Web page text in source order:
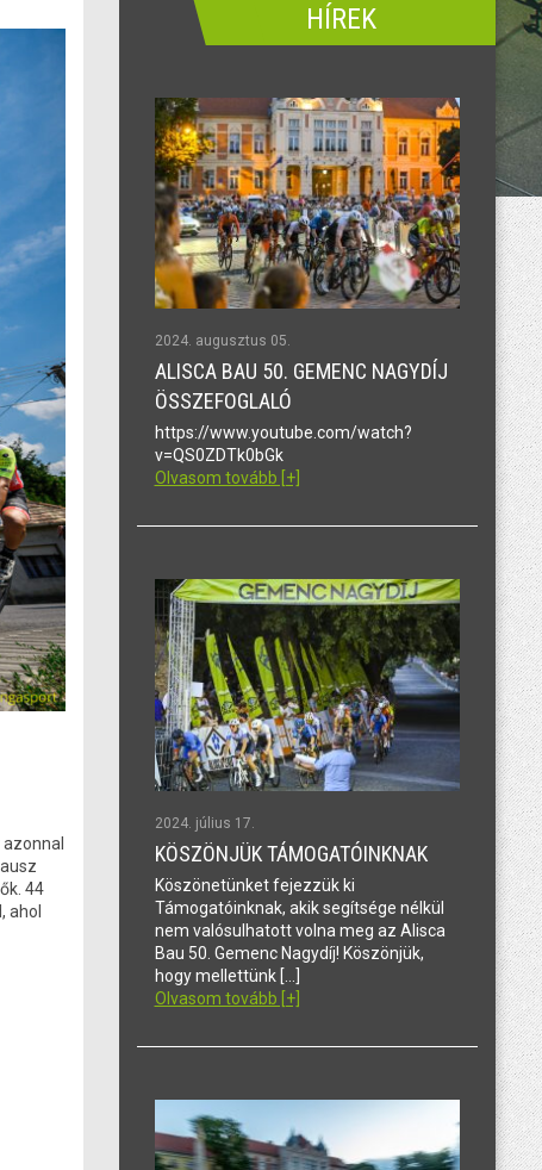
44
ahol
HÍREK
2024. augusztus 05.
ALISCA BAU 50. GEMENC NAGYDÍJ
ÖSSZEFOGLALÓ
https://www.youtube.com/watch?
v=QS0ZDTk0bGk
Olvasom tovább [+]
2024. július 17.
KÖSZÖNJÜK TÁMOGATÓINKNAK
Köszönetünket fejezzük ki
Támogatóinknak, akik segítsége nélkül
nem valósulhatott volna meg az Alisca
Bau 50. Gemenc Nagydíj! Köszönjük,
hogy mellettünk […]
Olvasom tovább [+]